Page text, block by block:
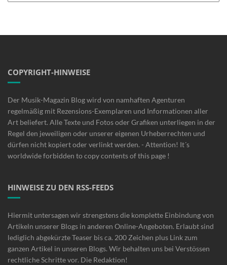
COPYRIGHT-HINWEISE
Der Musik-Magazin Blog wird von namhaften Agenturen
regelmäßig mit Rezensions-Exemplaren und Informationen aller
Art beliefert. Alle Texte und Fotos oder Grafiken unterliegen in der
Regel den jeweiligen oder unserer eigenen Urheberrechten und
dürfen nicht kopiert oder verlinkt werden. - Attention! It´s
worldwide forbidden to copy contents of this page !
HINWEISE ZU DEN RSS-FEEDS
Hiermit untersagen wir strengstens die komplette Einbindung von
Artikeln unserer Blogs in anderen Online-Angeboten. Erlaubt sind
lediglich abgekürzte Teaser bis ca. 200 Zeichen plus Link zum
ganzen Artikel in unseren Blogs. Wir behalten uns bei Verstössen
rechtliche Schritte vor. Die Redaktion!